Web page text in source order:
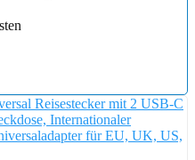
Reisestecker mit 2 USB-C
Internationaler
für EU, UK, US,